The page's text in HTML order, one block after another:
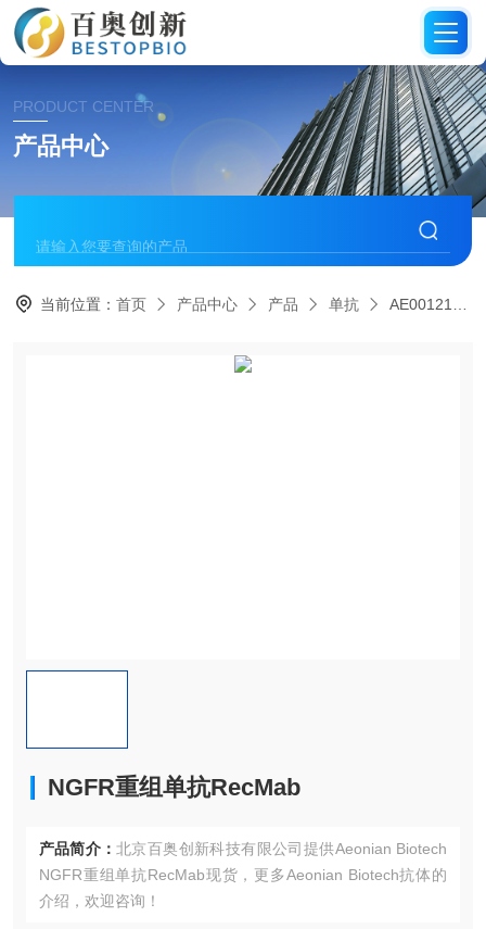
PRODUCT CENTER
产品中心
当前位置：首页 产品中心 产品 单抗 AE00121NGFR重组单抗RecMab
NGFR重组单抗RecMab
产品简介： 北京百奥创新科技有限公司提供Aeonian Biotech
NGFR重组单抗RecMab现货，更多Aeonian Biotech抗体的
介绍，欢迎咨询！